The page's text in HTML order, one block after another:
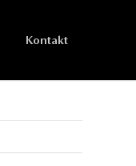
Kontakt